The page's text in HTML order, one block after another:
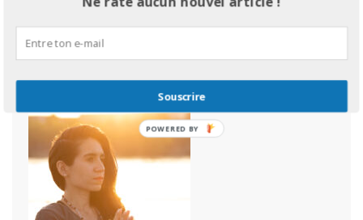
Vous Propose Ici Mes Analyses
Souscrire
POWERED